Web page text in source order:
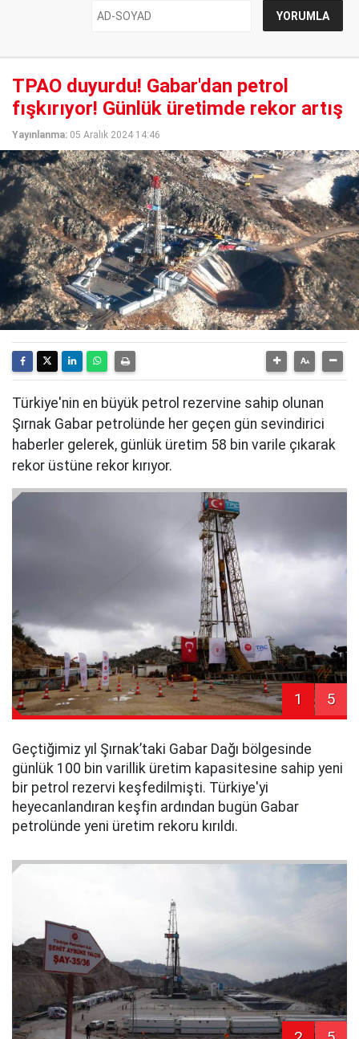
TPAO duyurdu! Gabar'dan petrol
fışkırıyor! Günlük üretimde rekor artış
Yayınlanma: 05 Aralık 2024 14:46
Türkiye'nin en büyük petrol rezervine sahip olunan
Şırnak Gabar petrolünde her geçen gün sevindirici
haberler gelerek, günlük üretim 58 bin varile çıkarak
rekor üstüne rekor kırıyor.
1 5
Geçtiğimiz yıl Şırnak’taki Gabar Dağı bölgesinde
günlük 100 bin varillik üretim kapasitesine sahip yeni
bir petrol rezervi keşfedilmişti. Türkiye'yi
heyecanlandıran keşfin ardından bugün Gabar
petrolünde yeni üretim rekoru kırıldı.